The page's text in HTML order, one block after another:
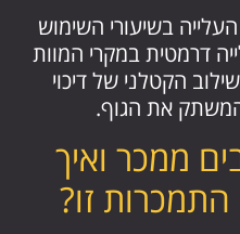
בשיעורי השימוש
דרמטית במקרי המוות
הקטלני של דיכוי
את הגוף.
ממכר ואיך
זו?